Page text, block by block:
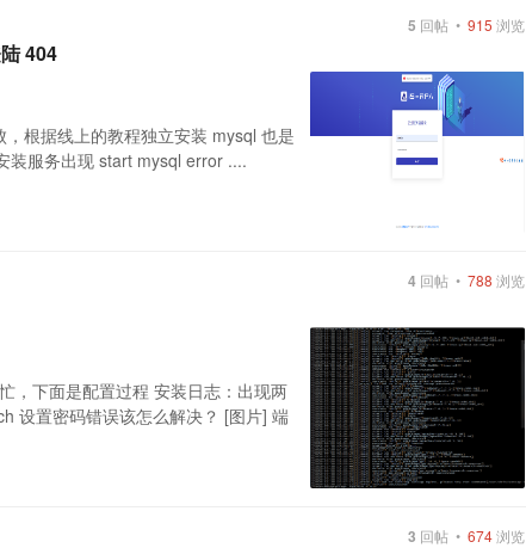
5 回帖 •915 浏览
404
根据线上的教程独立安装 mysql 也是
装服务出现 start mysql error ....
4 回帖 •788 浏览
，下面是配置过程 安装日志：出现两
设置密码错误该怎么解决？ [图片] 端
3 回帖 •674浏览